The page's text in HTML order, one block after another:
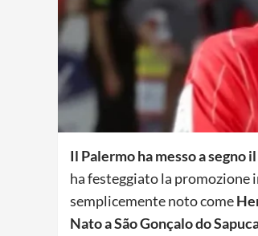
Il Palermo ha messo a segno
ha festeggiato la promozione
semplicemente noto come
Nato a São Gonçalo do